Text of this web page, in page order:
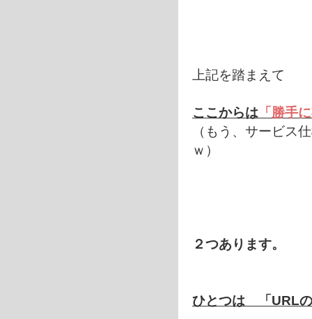
上記を踏まえて
ここからは 「勝手
（もう、サービス
ｗ）
２つあります。
ひとつは 「URLの